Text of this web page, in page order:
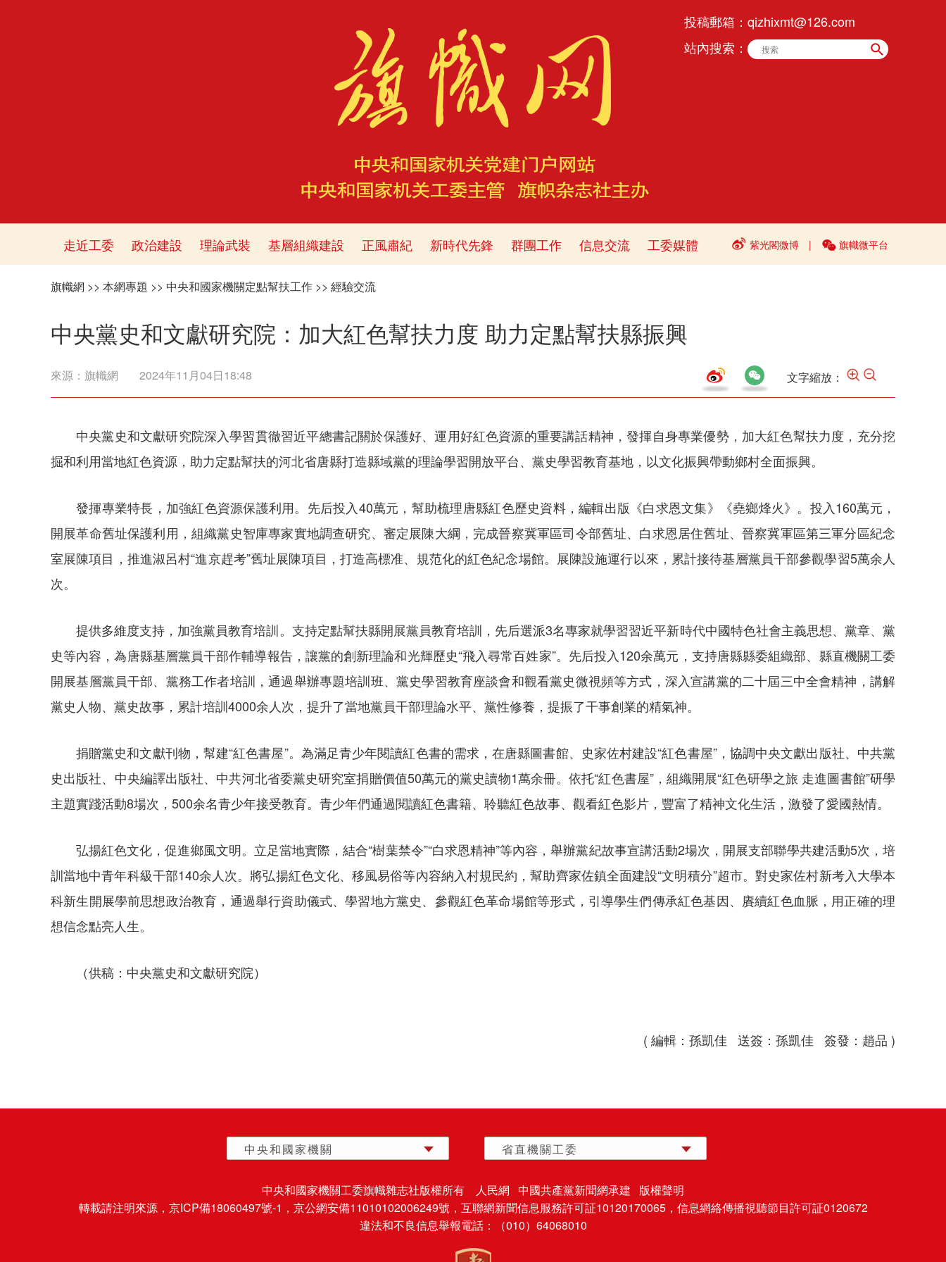
投稿郵箱： qizhixmt@126.com
站內搜索：
走近工委 政治建設 理論武裝 基層組織建設 正風肅紀 新時代先鋒 群團工作 信息交流 工委媒體 紫光閣微博 | 旗幟微平台
旗幟網 >> 本網專題 >> 中央和國家機關定點幫扶工作 >> 經驗交流
中央黨史和文獻研究院：加大紅色幫扶力度 助力定點幫扶縣振興
來源： 旗幟網 2024年11月04日18:48 文字縮放：
中央黨史和文獻研究院深入學習貫徹習近平總書記關於保護好、運用好紅色資源的重要講話精神，發揮自身專業優勢，加大紅色幫扶力度，充分挖
掘和利用當地紅色資源，助力定點幫扶的河北省唐縣打造縣域黨的理論學習開放平台、黨史學習教育基地，以文化振興帶動鄉村全面振興。
發揮專業特長，加強紅色資源保護利用。先后投入40萬元，幫助梳理唐縣紅色歷史資料，編輯出版《白求恩文集》《堯鄉烽火》。投入160萬元，
開展革命舊址保護利用，組織黨史智庫專家實地調查研究、審定展陳大綱，完成晉察冀軍區司令部舊址、白求恩居住舊址、晉察冀軍區第三軍分區紀念
室展陳項目，推進淑呂村“進京趕考”舊址展陳項目，打造高標准、規范化的紅色紀念場館。展陳設施運行以來，累計接待基層黨員干部參觀學習5萬余人
次。
提供多維度支持，加強黨員教育培訓。支持定點幫扶縣開展黨員教育培訓，先后選派3名專家就學習習近平新時代中國特色社會主義思想、黨章、黨
史等內容，為唐縣基層黨員干部作輔導報告，讓黨的創新理論和光輝歷史“飛入尋常百姓家”。先后投入120余萬元，支持唐縣縣委組織部、縣直機關工委
開展基層黨員干部、黨務工作者培訓，通過舉辦專題培訓班、黨史學習教育座談會和觀看黨史微視頻等方式，深入宣講黨的二十屆三中全會精神，講解
黨史人物、黨史故事，累計培訓4000余人次，提升了當地黨員干部理論水平、黨性修養，提振了干事創業的精氣神。
捐贈黨史和文獻刊物，幫建“紅色書屋”。為滿足青少年閱讀紅色書的需求，在唐縣圖書館、史家佐村建設“紅色書屋”，協調中央文獻出版社、中共黨
史出版社、中央編譯出版社、中共河北省委黨史研究室捐贈價值50萬元的黨史讀物1萬余冊。依托“紅色書屋”，組織開展“紅色研學之旅 走進圖書館”研學
主題實踐活動8場次，500余名青少年接受教育。青少年們通過閱讀紅色書籍、聆聽紅色故事、觀看紅色影片，豐富了精神文化生活，激發了愛國熱情。
弘揚紅色文化，促進鄉風文明。立足當地實際，結合“樹葉禁令”“白求恩精神”等內容，舉辦黨紀故事宣講活動2場次，開展支部聯學共建活動5次，培
訓當地中青年科級干部140余人次。將弘揚紅色文化、移風易俗等內容納入村規民約，幫助齊家佐鎮全面建設“文明積分”超市。對史家佐村新考入大學本
科新生開展學前思想政治教育，通過舉行資助儀式、學習地方黨史、參觀紅色革命場館等形式，引導學生們傳承紅色基因、賡續紅色血脈，用正確的理
想信念點亮人生。
（供稿：中央黨史和文獻研究院）
( 編輯：孫凱佳 送簽：孫凱佳 簽發：趙品 )
中央和國家機關 省直機關工委
中央和國家機關工委旗幟雜志社版權所有 人民網 中國共產黨新聞網承建 版權聲明
轉載請注明來源， 京ICP備18060497號-1 ，京公網安備11010102006249號， 互聯網新聞信息服務許可証10120170065， 信息網絡傳播視聽節目許可証0120672
違法和不良信息舉報電話：（010）64068010